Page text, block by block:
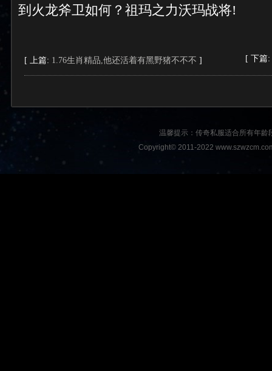
到火龙斧卫如何？祖玛之力沃玛战将!
[ 上篇: 1.76生肖精品,他还活着有黑野猪不不不 ] [ 下篇:
温馨提示：传奇私服适合所有年
Copyright© 2011-2022